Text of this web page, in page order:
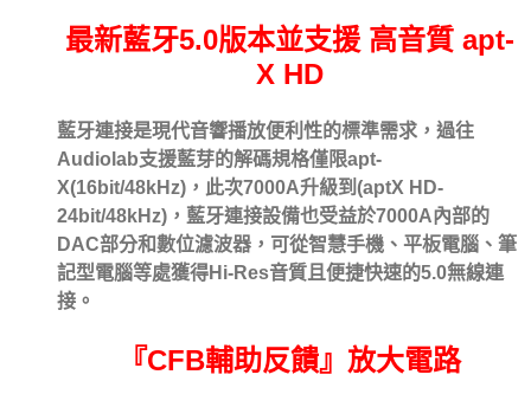
最新藍牙5.0版本並支援 高音質 apt-
X HD
藍牙連接是現代音響播放便利性的標準需求，過往
Audiolab支援藍芽的解碼規格僅限apt-
X(16bit/48kHz)，此次7000A升級到(aptX HD-
24bit/48kHz)，藍牙連接設備也受益於7000A內部的
DAC部分和數位濾波器，可從智慧手機、平板電腦、筆
記型電腦等處獲得Hi-Res音質且便捷快速的5.0無線連
接。
『CFB輔助反饋』放大電路